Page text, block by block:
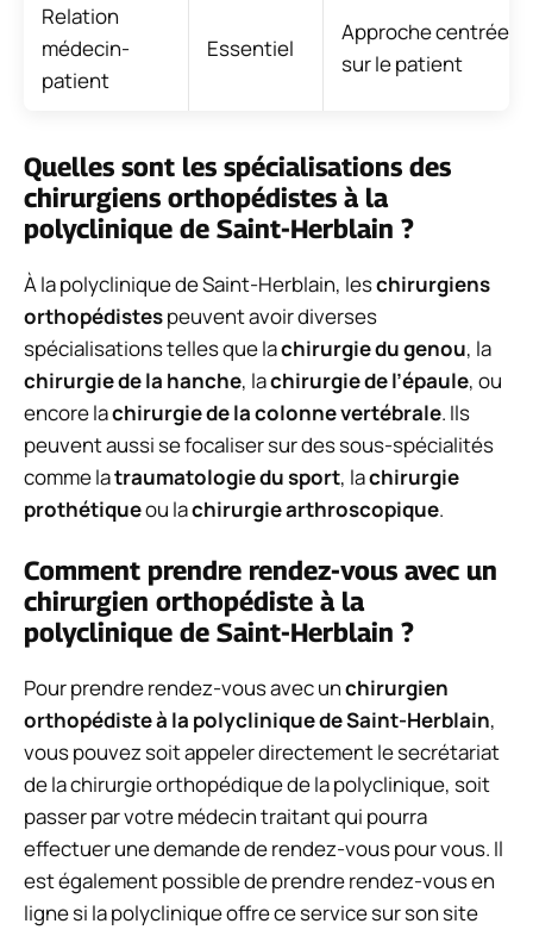
Relation
médecin-
patient
Essentiel
Approche centrée
sur le patient
Quelles sont les spécialisations des
chirurgiens orthopédistes à la
polyclinique de Saint-Herblain ?
À la polyclinique de Saint-Herblain, leschirurgiens
orthopédistespeuvent avoir diverses
spécialisations telles que lachirurgie du genou, la
chirurgie de la hanche, lachirurgie de l’épaule, ou
encore lachirurgie de la colonne vertébrale. Ils
peuvent aussi se focaliser sur des sous-spécialités
comme latraumatologie du sport, lachirurgie
prothétiqueou lachirurgie arthroscopique.
Comment prendre rendez-vous avec un
chirurgien orthopédiste à la
polyclinique de Saint-Herblain ?
Pour prendre rendez-vous avec unchirurgien
orthopédiste à la polyclinique de Saint-Herblain,
vous pouvez soit appeler directement le secrétariat
de la chirurgie orthopédique de la polyclinique, soit
passer par votre médecin traitant qui pourra
effectuer une demande de rendez-vous pour vous. Il
est également possible de prendre rendez-vous en
ligne si la polyclinique offre ce service sur son site